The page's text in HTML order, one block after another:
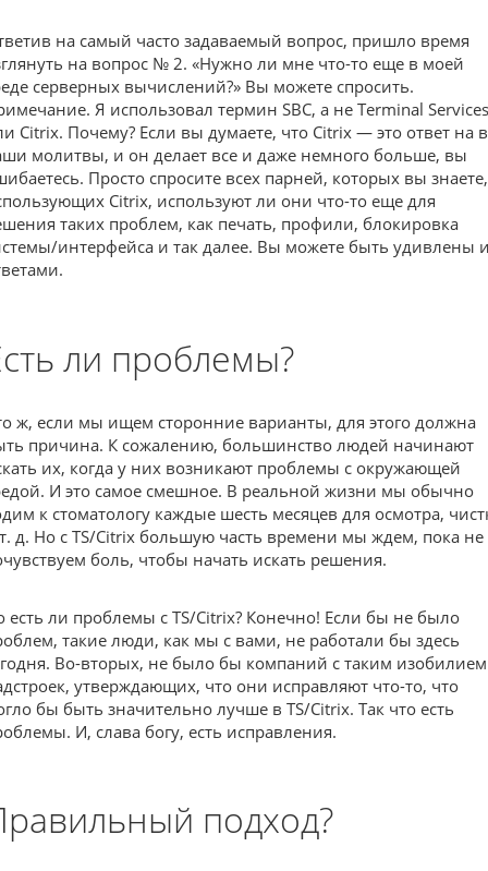
на самый часто задаваемый вопрос, пришло время
на вопрос № 2. «Нужно ли мне что-то еще в моей
серверных вычислений?» Вы можете спросить.
Я использовал термин SBC, а не Terminal Services
Citrix. Почему? Если вы думаете, что Citrix — это ответ на
молитвы, и он делает все и даже немного больше, вы
Просто спросите всех парней, которых вы знаете,
Citrix, используют ли они что-то еще для
таких проблем, как печать, профили, блокировка
интерфейса и так далее. Вы можете быть удивлены
ли проблемы?
ж, если мы ищем сторонние варианты, для этого должна
причина. К сожалению, большинство людей начинают
их, когда у них возникают проблемы с окружающей
И это самое смешное. В реальной жизни мы обычно
к стоматологу каждые шесть месяцев для осмотра,
д. Но с TS/Citrix большую часть времени мы ждем, пока не
боль, чтобы начать искать решения.
есть ли проблемы с TS/Citrix? Конечно! Если бы не было
такие люди, как мы с вами, не работали бы здесь
Во-вторых, не было бы компаний с таким изобилием
утверждающих, что они исправляют что-то, что
бы быть значительно лучше в TS/Citrix. Так что есть
И, слава богу, есть исправления.
подход?